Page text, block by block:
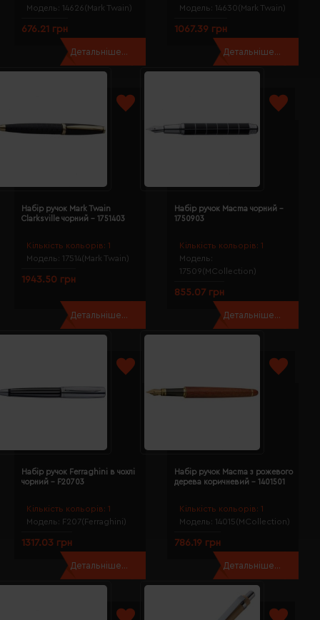
Модель: 14626(Mark Twain)
676.21 грн
Детальніше...
Модель: 14630(Mark Twain)
1067.39 грн
Детальніше...
Кількість кольорів: 1
Модель: 17514(Mark Twain)
Набір ручок Mark Twain
Clarksville чорний - 1751403
1943.50 грн
Детальніше...
Кількість кольорів: 1
Модель:
17509(MCollection)
Набір ручок Macma чорний -
1750903
855.07 грн
Детальніше...
Кількість кольорів: 1
Модель: F207(Ferraghini)
Набір ручок Ferraghini в чохлі
чорний - F20703
1317.03 грн
Детальніше...
Кількість кольорів: 1
Модель: 14015(MCollection)
Набір ручок Macma з рожевого
дерева коричневий - 1401501
786.19 грн
Детальніше...